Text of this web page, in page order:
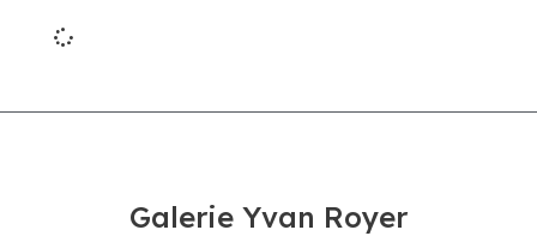
Galerie Yvan Royer